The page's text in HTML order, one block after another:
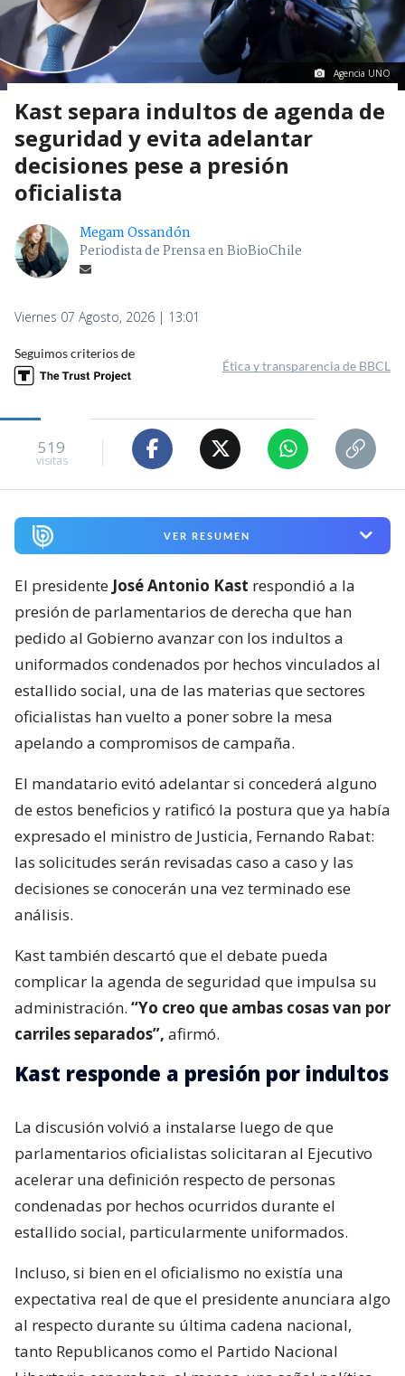
Agencia UNO
Kast separa indultos de agenda de
seguridad y evita adelantar
decisiones pese a presión
oficialista
Megam Ossandón
Periodista de Prensa en BioBioChile
Viernes 07 Agosto, 2026 | 13:01
Seguimos criterios de
Ética y transparencia de BBCL
519
visitas
VER RESUMEN
El presidente José Antonio Kast respondió a la
presión de parlamentarios de derecha que han
pedido al Gobierno avanzar con los indultos a
uniformados condenados por hechos vinculados al
estallido social, una de las materias que sectores
oficialistas han vuelto a poner sobre la mesa
apelando a compromisos de campaña.
El mandatario evitó adelantar si concederá alguno
de estos beneficios y ratificó la postura que ya había
expresado el ministro de Justicia, Fernando Rabat:
las solicitudes serán revisadas caso a caso y las
decisiones se conocerán una vez terminado ese
análisis.
Kast también descartó que el debate pueda
complicar la agenda de seguridad que impulsa su
administración. “Yo creo que ambas cosas van por
carriles separados”, afirmó.
Kast responde a presión por indultos
La discusión volvió a instalarse luego de que
parlamentarios oficialistas solicitaran al Ejecutivo
acelerar una definición respecto de personas
condenadas por hechos ocurridos durante el
estallido social, particularmente uniformados.
Incluso, si bien en el oficialismo no existía una
expectativa real de que el presidente anunciara algo
al respecto durante su última cadena nacional,
tanto Republicanos como el Partido Nacional